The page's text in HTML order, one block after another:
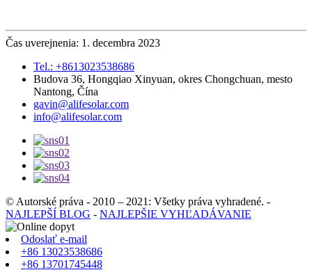
Čas uverejnenia: 1. decembra 2023
Tel.: +8613023538686
Budova 36, ​​Hongqiao Xinyuan, okres Chongchuan, mesto
Nantong, Čína
gavin@alifesolar.com
info@alifesolar.com
© Autorské práva - 2010 – 2021: Všetky práva vyhradené. -
NAJLEPŠÍ BLOG - NAJLEPŠIE VYHĽADÁVANIE
Odoslať e-mail
+86 13023538686
+86 13701745448